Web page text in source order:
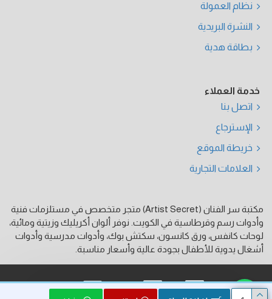
نظام العمولة
النشرة البريدية
بطاقة هدية
خدمة العملاء
اتصل بنا
الإسترجاع
خريطة الموقع
العلامات التجارية
مكتبة سر الفنان (Artist Secret) متجر متخصص في مستلزمات فنية
وأدوات رسم وقرطاسية في الكويت. نوفر ألوان أكريليك وزيتية ومائية،
لوحات كانفس، ورق كانسون، سكتش بوك، وأدوات مدرسية وأدوات
أشغال يدوية للأطفال بجودة عالية وأسعار مناسبة.